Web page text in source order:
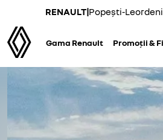
RENAULT|Popești-Leordeni
Gama Renault Promoții &